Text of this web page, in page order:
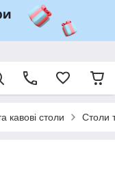
кавові столи Столи